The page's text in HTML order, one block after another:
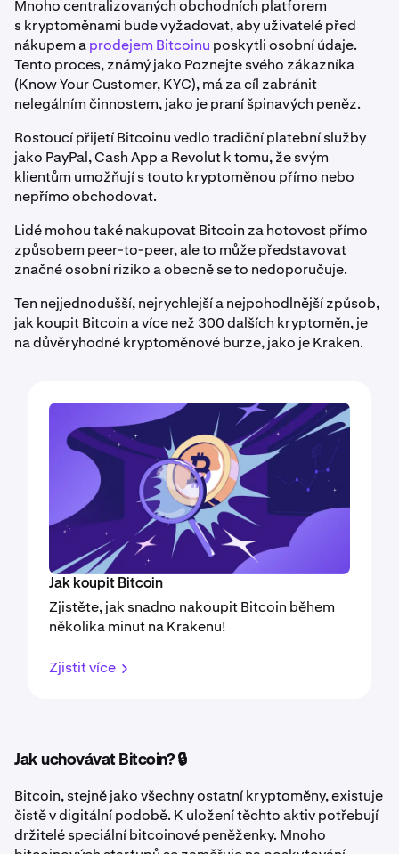
Mnoho centralizovaných obchodních platforem
s kryptoměnami bude vyžadovat, aby uživatelé před
nákupem aprodejem Bitcoinu poskytli osobní údaje.
Tento proces, známý jako Poznejte svého zákazníka
(Know Your Customer, KYC), má za cíl zabránit
nelegálním činnostem, jako je praní špinavých peněz.
Rostoucí přijetí Bitcoinu vedlo tradiční platební služby
jako PayPal, Cash App a Revolut k tomu, že svým
klientům umožňují s touto kryptoměnou přímo nebo
nepřímo obchodovat.
Lidé mohou také nakupovat Bitcoin za hotovost přímo
způsobem peer-to-peer, ale to může představovat
značné osobní riziko a obecně se to nedoporučuje.
Ten nejjednodušší, nejrychlejší a nejpohodlnější způsob,
jak koupit Bitcoin a více než 300 dalších kryptoměn, je
na důvěryhodné kryptoměnové burze, jako je Kraken.
Jak koupit Bitcoin
Zjistěte, jak snadno nakoupit Bitcoin během
několika minut na Krakenu!
Zjistit více
Jak uchovávat Bitcoin? 🔒
Bitcoin, stejně jako všechny ostatní kryptoměny, existuje
čistě v digitální podobě. K uložení těchto aktiv potřebují
držitelé speciální bitcoinové peněženky. Mnoho